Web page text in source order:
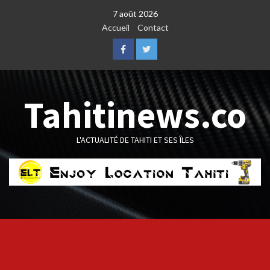
7 août 2026
Accueil
Contact
FacebookTwitter
Tahitinews.co
L'ACTUALITÉ DE TAHITI ET SES ÎLES